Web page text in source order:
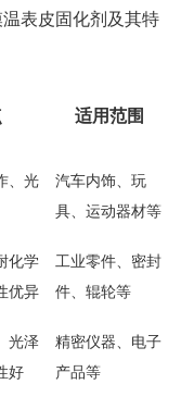
表皮固化剂及其特
适用范围
、光
汽车内饰、玩
具、运动器材等
化学
优异
工业零件、密封
件、辊轮等
光泽
好
精密仪器、电子
产品等